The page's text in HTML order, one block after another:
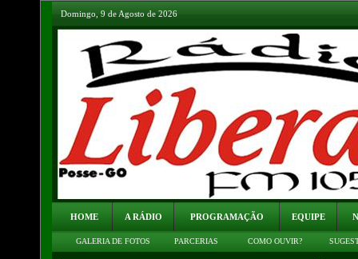
Domingo, 9 de Agosto de 2026
HOME A RÁDIO PROGRAMAÇÃO EQUIPE
GALERIA DE FOTOS PARCERIAS COMO OUVIR?